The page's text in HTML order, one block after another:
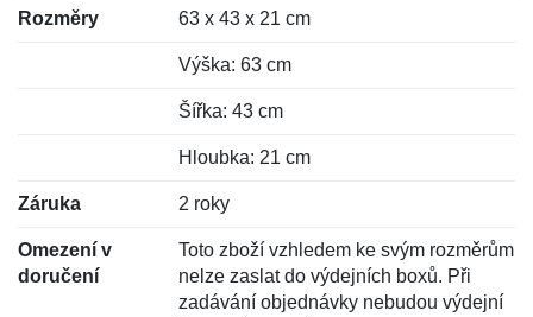
Rozměry 63 x 43 x 21 cm
Výška: 63 cm
Šířka: 43 cm
Hloubka: 21 cm
Záruka 2 roky
Omezení v
doručení
Toto zboží vzhledem ke svým rozměrům
nelze zaslat do výdejních boxů. Při
zadávání objednávky nebudou výdejní